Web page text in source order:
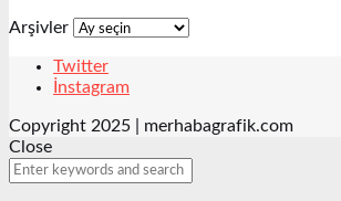
Arşivler
Twitter
İnstagram
Copyright 2025 | merhabagrafik.com
Close